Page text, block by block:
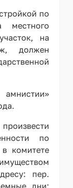
по
на
должен
по
комитете
пер.
дни: